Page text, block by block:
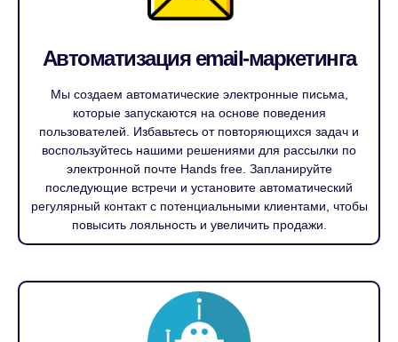
Автоматизация email-маркетинга
Мы создаем автоматические электронные письма,
которые запускаются на основе поведения
пользователей. Избавьтесь от повторяющихся задач и
воспользуйтесь нашими решениями для рассылки по
электронной почте Hands free. Запланируйте
последующие встречи и установите автоматический
регулярный контакт с потенциальными клиентами, чтобы
повысить лояльность и увеличить продажи.